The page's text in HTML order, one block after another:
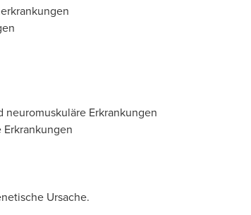
Erkrankungen
Ursache.